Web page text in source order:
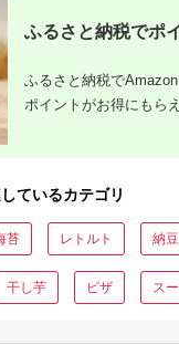
ふるさと納税でポ
ふるさと納税で
ポイントがお得にもら
ているカテゴリ
苔 レトルト 納豆
干し芋 ピザ ス